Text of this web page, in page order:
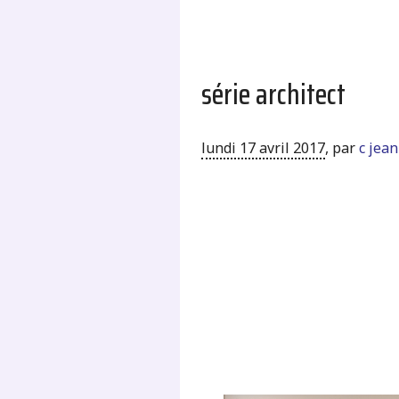
série architect
lundi 17 avril 2017, parc